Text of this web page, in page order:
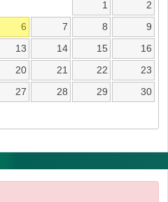
1
2
6 7 8
9
13 14 15
16
20 21 22
23
27 28 29
30